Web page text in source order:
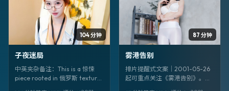
104 分钟
子夜迷局
中英夹杂备注：This is a 惊悚
piece rooted in 俄罗斯 texture.
87 分钟
雾港告别
排片提醒式文案｜2001-05-26
起可重点关注《雾港告别》。战